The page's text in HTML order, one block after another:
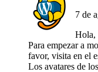
7 de
Hola,
Para empezar a
favor, visita en el
Los avatares de